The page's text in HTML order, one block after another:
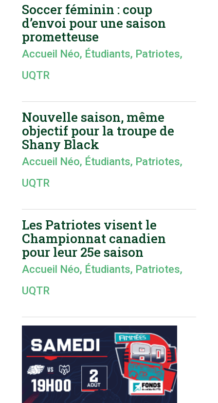
Soccer féminin : coup
d’envoi pour une saison
prometteuse
Accueil Néo, Étudiants, Patriotes,
UQTR
Nouvelle saison, même
objectif pour la troupe de
Shany Black
Accueil Néo, Étudiants, Patriotes,
UQTR
Les Patriotes visent le
Championnat canadien
pour leur 25e saison
Accueil Néo, Étudiants, Patriotes,
UQTR